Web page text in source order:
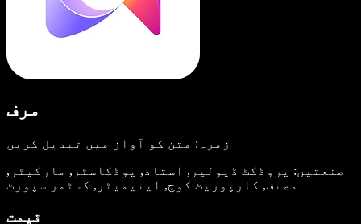
مرف
زمرہ: متن کو آواز میں تبدیل کریں
صنعتیں: پروڈکٹ ڈیولپر, استاد, پوڈکاسٹر, مارکیٹر,
مصنف, کارپوریٹ کوچ, اینیمیٹر, کسٹمر سپورٹ
قیمت